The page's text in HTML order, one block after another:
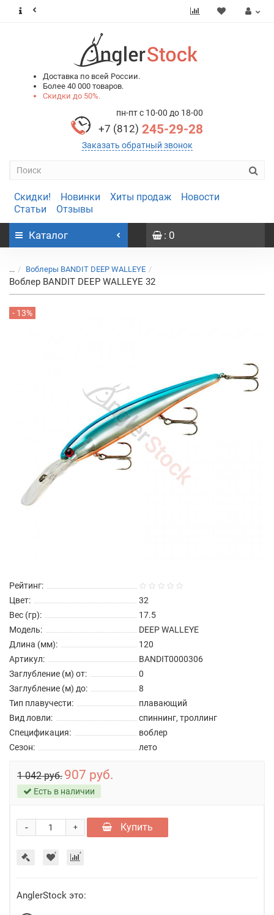
Доставка по всей России.
Более 40 000 товаров.
Скидки до 50%.
пн-пт с 10-00 до 18-00
+7 (812) 245-29-28
Заказать обратный звонок
Скидки! Новинки Хиты продаж
Новости
Статьи
Отзывы
Каталог : 0
... Воблеры BANDIT DEEP WALLEYE
Воблер BANDIT DEEP WALLEYE 32
- 13%
Рейтинг:
Цвет:
32
Вес (гр):
17.5
Модель:
DEEP WALLEYE
Длина (мм):
120
Артикул:
BANDIT0000306
Заглубление (м) от:
0
Заглубление (м) до:
8
Тип плавучести:
плавающий
Вид ловли:
спиннинг, троллинг
Спецификация:
воблер
Сезон:
лето
1 042 руб. 907 руб.
Есть в наличии
+
- Купить
AnglerStock это: